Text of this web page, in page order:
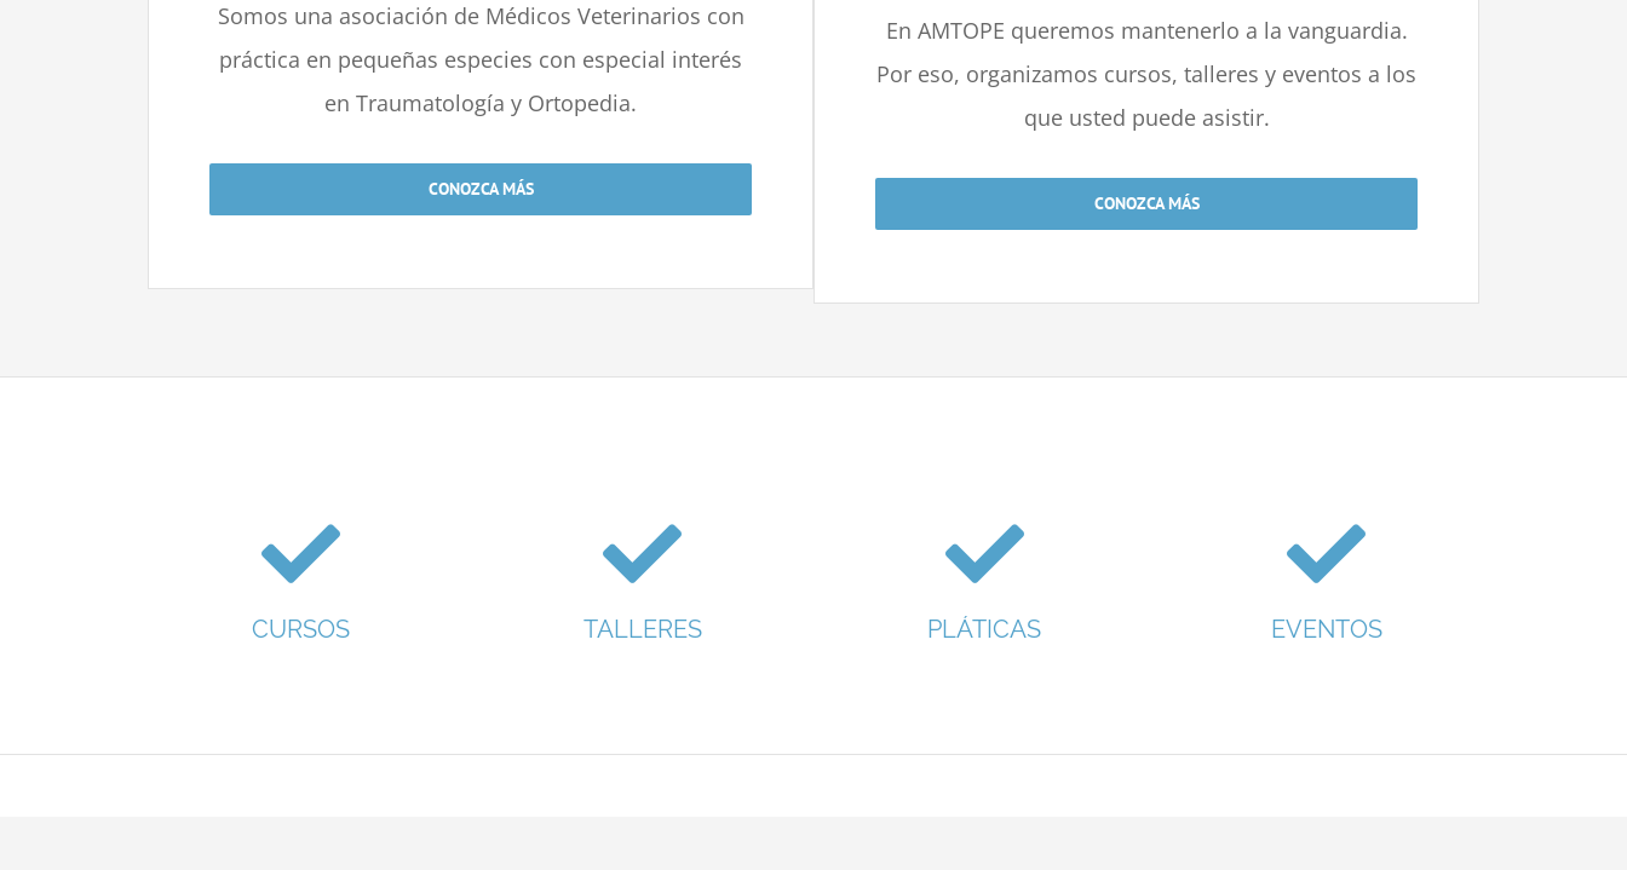
Somos una asociación de Médicos Veterinarios con
práctica en pequeñas especies con especial interés
en Traumatología y Ortopedia.
CONOZCA MÁS
En AMTOPE queremos mantenerlo a la vanguardia.
Por eso, organizamos cursos, talleres y eventos a los
que usted puede asistir.
CONOZCA MÁS
CURSOS TALLERES PLÁTICAS EVENTOS